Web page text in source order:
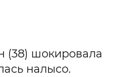
(38) шокировала
налысо.